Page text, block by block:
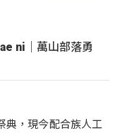
ni｜萬山部落勇
典，現今配合族人工